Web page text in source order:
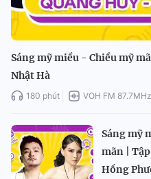
Sáng mỹ miều - Chiều mỹ
Nhật Hà
180 phút VOH FM 87.7MHz
Sáng mỹ
mãn |
Hồng